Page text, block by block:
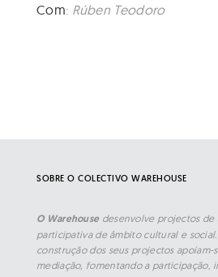
Com: Rúben Teodoro
SOBRE O COLECTIVO WAREHOUSE
O Warehousedesenvolve projectos de
participativa de âmbito cultural e
construção dos seus projectos apoiam-
mediação, fomentando a participação,